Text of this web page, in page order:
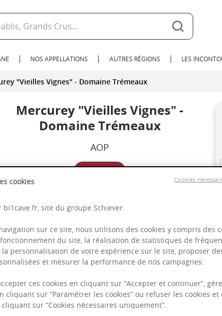
NOS APPELLATIONS AUTRES RÉGIONS LES
"Vieilles Vignes" - Domaine Trémeaux
Mercurey "Vieilles Vignes" -
Domaine Trémeaux
AOP
2022
Puissant
cookies
bi1cave.fr, site du groupe Schiever.
sur ce site, nous utilisons des cookies y compris des
du site, la réalisation de statistiques de
personnalisation de votre expérience sur le site, proposer
et mesurer la performance de nos campagnes.
ces cookies en cliquant sur “Accepter et continuer”,
cliquant sur “Paramétrer les cookies” ou refuser les cookies
sur “Cookies nécessaires uniquement”.
Cookies